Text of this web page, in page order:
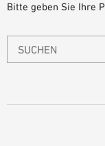
Bitte geben Sie Ihre